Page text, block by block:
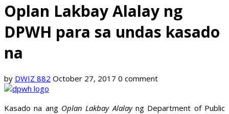
Oplan Lakbay Alalay ng
DPWH para sa undas kasado
na
by DWIZ 882 October 27, 2017 0 comment
Kasado na ang Oplan Lakbay Alalayng Department of Public